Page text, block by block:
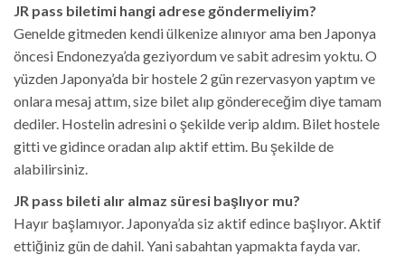
JR pass biletimi hangi adrese göndermeliyim?
Genelde gitmeden kendi ülkenize alınıyor ama ben Japonya
öncesi Endonezya’da geziyordum ve sabit adresim yoktu. O
yüzden Japonya’da bir hostele 2 gün rezervasyon yaptım ve
onlara mesaj attım, size bilet alıp göndereceğim diye tamam
dediler. Hostelin adresini o şekilde verip aldım. Bilet hostele
gitti ve gidince oradan alıp aktif ettim. Bu şekilde de
alabilirsiniz.
JR pass bileti alır almaz süresi başlıyor mu?
Hayır başlamıyor. Japonya’da siz aktif edince başlıyor. Aktif
ettiğiniz gün de dahil. Yani sabahtan yapmakta fayda var.